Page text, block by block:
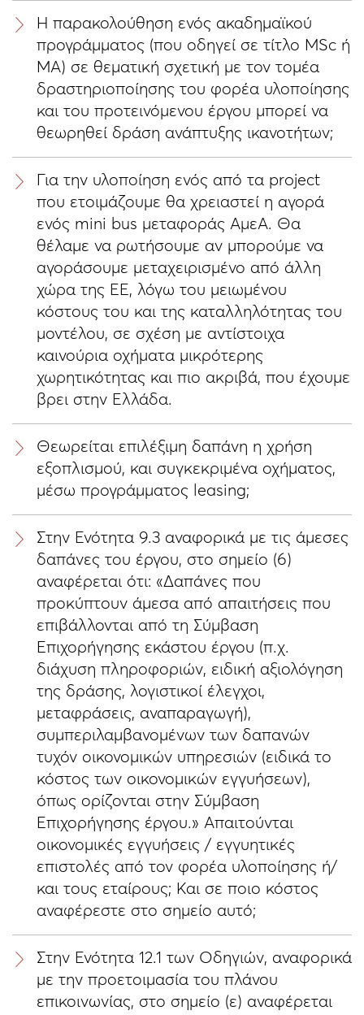
Η παρακολούθηση ενός ακαδημαϊκού
προγράμματος (που οδηγεί σε τίτλο MSc ή
MA) σε θεματική σχετική με τον τομέα
δραστηριοποίησης του φορέα υλοποίησης
και του προτεινόμενου έργου μπορεί να
θεωρηθεί δράση ανάπτυξης ικανοτήτων;
Για την υλοποίηση ενός από τα project
που ετοιμάζουμε θα χρειαστεί η αγορά
ενός mini bus μεταφοράς ΑμεΑ. Θα
θέλαμε να ρωτήσουμε αν μπορούμε να
αγοράσουμε μεταχειρισμένο από άλλη
χώρα της ΕΕ, λόγω του μειωμένου
κόστους του και της καταλληλότητας του
μοντέλου, σε σχέση με αντίστοιχα
καινούρια οχήματα μικρότερης
χωρητικότητας και πιο ακριβά, που έχουμε
βρει στην Ελλάδα.
Θεωρείται επιλέξιμη δαπάνη η χρήση
εξοπλισμού, και συγκεκριμένα οχήματος,
μέσω προγράμματος leasing;
Στην Ενότητα 9.3 αναφορικά με τις άμεσες
δαπάνες του έργου, στο σημείο (6)
αναφέρεται ότι: «Δαπάνες που
προκύπτουν άμεσα από απαιτήσεις που
επιβάλλονται από τη Σύμβαση
Επιχορήγησης εκάστου έργου (π.χ.
διάχυση πληροφοριών, ειδική αξιολόγηση
της δράσης, λογιστικοί έλεγχοι,
μεταφράσεις, αναπαραγωγή),
συμπεριλαμβανομένων των δαπανών
τυχόν οικονομικών υπηρεσιών (ειδικά το
κόστος των οικονομικών εγγυήσεων),
όπως ορίζονται στην Σύμβαση
Επιχορήγησης έργου.» Απαιτούνται
οικονομικές εγγυήσεις / εγγυητικές
επιστολές από τον φορέα υλοποίησης ή/
και τους εταίρους; Και σε ποιο κόστος
αναφέρεστε στο σημείο αυτό;
Στην Ενότητα 12.1 των Οδηγιών, αναφορικά
με την προετοιμασία του πλάνου
επικοινωνίας, στο σημείο (ε) αναφέρεται